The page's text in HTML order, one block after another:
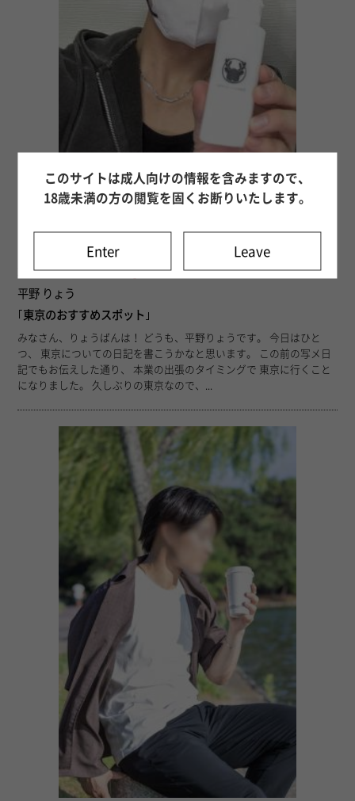
26年03月05日 21時22分 76
平野 りょう
｢東京のおすすめスポット｣
みなさん、りょうばんは！ どうも、平野りょうです。 今日はひと
つ、 東京についての日記を書こうかなと思います。 この前の写メ日
記でもお伝えした通り、 本業の出張のタイミングで 東京に行くこと
になりました。 久しぶりの東京なので、...
このサイトは成人向けの情報を含みますので、
18歳未満の方の閲覧を固くお断りいたします。
Enter Leave